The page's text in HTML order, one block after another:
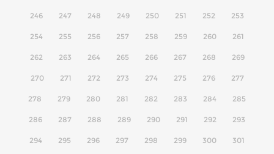
246 247 248 249 250 251 252 253
254 255 256 257 258 259 260 261
262 263 264 265 266 267 268 269
270 271 272 273 274 275 276 277
278 279 280 281 282 283 284 285
286 287 288 289 290 291 292 293
294 295 296 297 298 299 300 301